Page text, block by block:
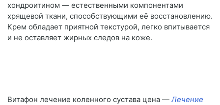
хондроитином — естественными компонентами
хрящевой ткани, способствующими её восстановлению.
Крем обладает приятной текстурой, легко впитывается
и не оставляет жирных следов на коже.
Витафон лечение коленного сустава цена —Лечение